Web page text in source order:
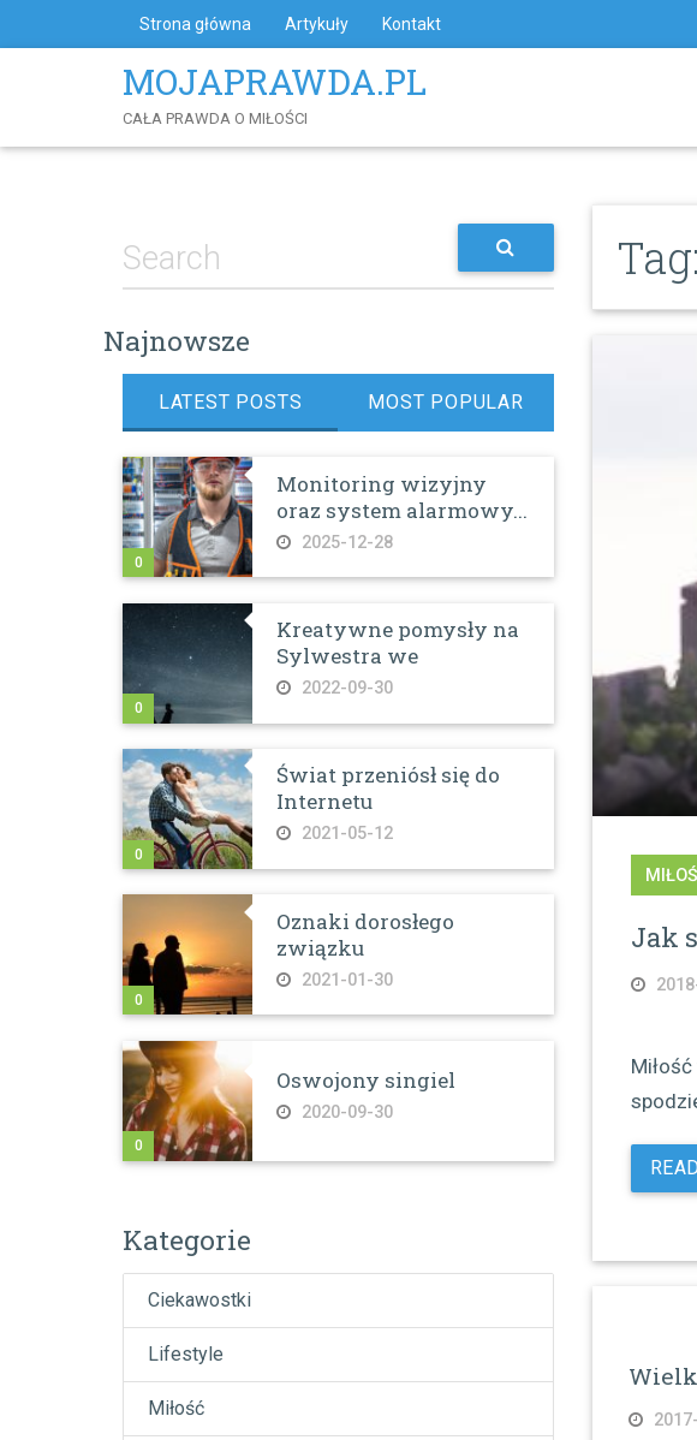
Strona główna Artykuły Kontakt
MOJAPRAWDA.PL
CAŁA PRAWDA O MIŁOŚCI
Najnowsze
LATEST POSTS MOST POPULAR
Monitoring wizyjny
oraz system alarmowy...
2025-12-28
0
Kreatywne pomysły na
Sylwestra we
2022-09-30
0
Świat przeniósł się do
Internetu
2021-05-12
0
Oznaki dorosłego
związku
2021-01-30
0
Oswojony singiel
2020-09-30
0
Kategorie
Ciekawostki
Lifestyle
Miłość
Tag:
Jak